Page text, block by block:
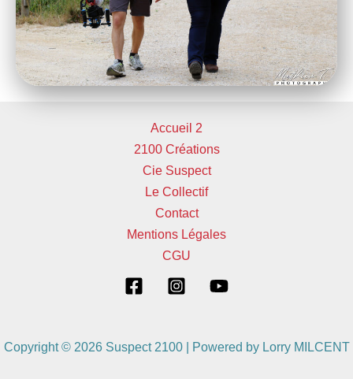
Accueil 2
2100 Créations
Cie Suspect
Le Collectif
Contact
Mentions Légales
CGU
Copyright © 2026 Suspect 2100 | Powered by Lorry MILCENT